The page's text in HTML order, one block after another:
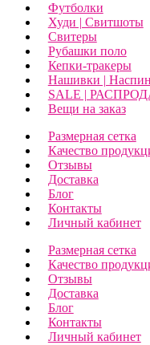
Футболки
Худи | Свитшоты
Свитеры
Рубашки поло
Кепки-тракеры
Нашивки |
SALE |
Вещи на заказ
Размерная сетка
Качество
Отзывы
Доставка
Блог
Контакты
Личный кабинет
Размерная сетка
Качество
Отзывы
Доставка
Блог
Контакты
Личный кабинет